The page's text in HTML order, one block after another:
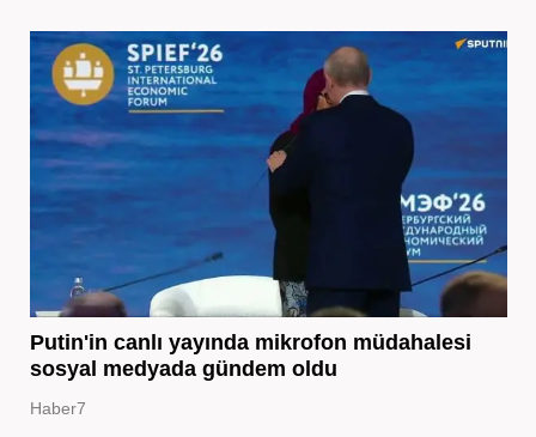
Putin'in canlı yayında mikrofon müdahalesi
sosyal medyada gündem oldu
Haber7